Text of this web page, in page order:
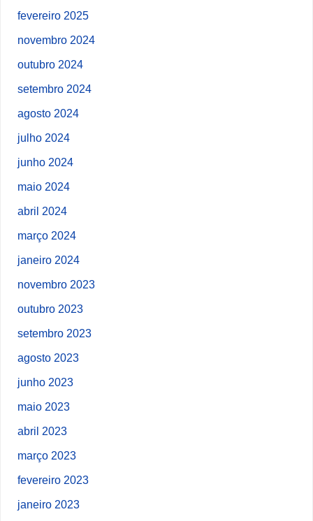
fevereiro 2025
novembro 2024
outubro 2024
setembro 2024
agosto 2024
julho 2024
junho 2024
maio 2024
abril 2024
março 2024
janeiro 2024
novembro 2023
outubro 2023
setembro 2023
agosto 2023
junho 2023
maio 2023
abril 2023
março 2023
fevereiro 2023
janeiro 2023